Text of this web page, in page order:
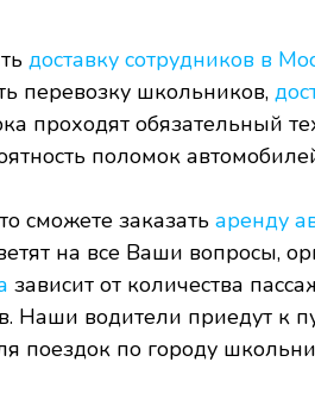
доставку сотрудников в
перевозку школьников,
проходят обязательный
поломок
сможете заказать аренду
на все Ваши вопросы,
зависит от количества
Наши водители приедут к
поездок по городу